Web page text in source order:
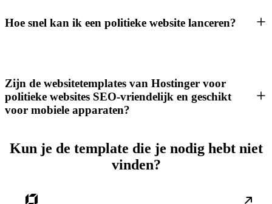
Hoe snel kan ik een politieke website lanceren?
Zijn de websitetemplates van Hostinger voor
politieke websites SEO-vriendelijk en geschikt
voor mobiele apparaten?
Kun je de template die je nodig hebt niet
vinden?